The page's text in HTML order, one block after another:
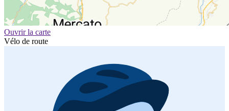
Ouvrir la carte
Vélo de route